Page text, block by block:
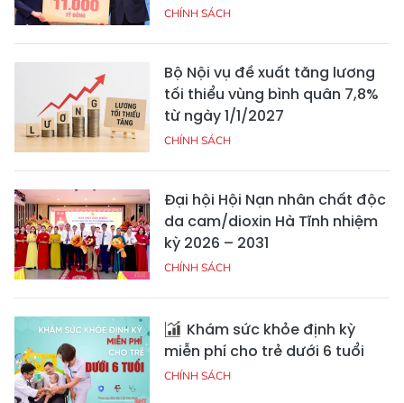
CHÍNH SÁCH
Bộ Nội vụ đề xuất tăng lương
tối thiểu vùng bình quân 7,8%
từ ngày 1/1/2027
CHÍNH SÁCH
Đại hội Hội Nạn nhân chất độc
da cam/dioxin Hà Tĩnh nhiệm
kỳ 2026 – 2031
CHÍNH SÁCH
Khám sức khỏe định kỳ
miễn phí cho trẻ dưới 6 tuổi
CHÍNH SÁCH